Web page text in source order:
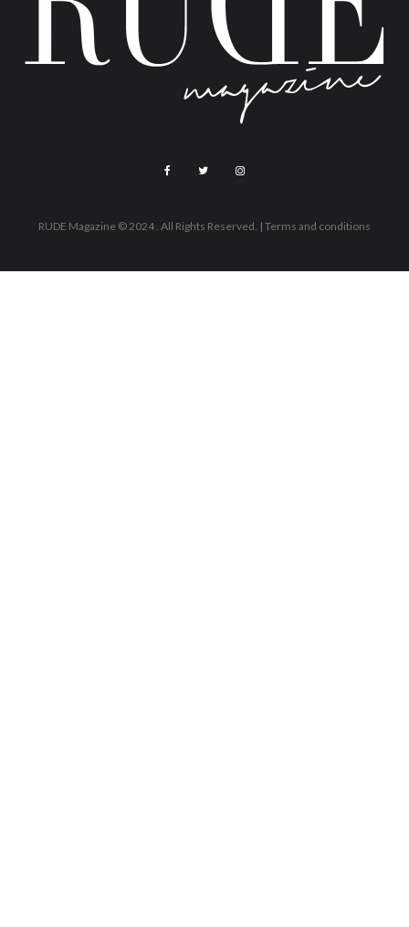
RUDE Magazine © 2024 . All Rights Reserved. | Terms and conditions